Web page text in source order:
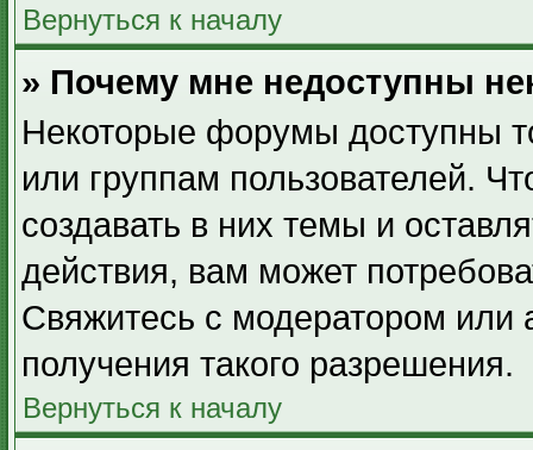
Вернуться к началу
» Почему мне недоступны
Некоторые форумы доступны
или группам пользователей.
создавать в них темы и
действия, вам может
Свяжитесь с модератором
получения такого разрешения.
Вернуться к началу